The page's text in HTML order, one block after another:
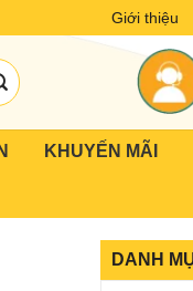
Giới thiệu
KHUYẾN MÃI
DANH